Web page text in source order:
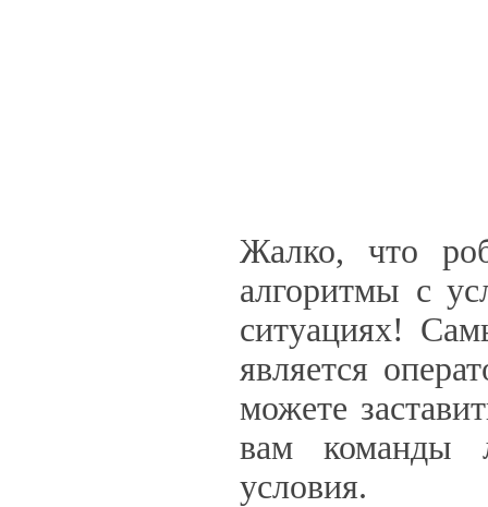
Жалко, что
алгоритмы с
ситуациях!
является
можете
вам команды
условия.